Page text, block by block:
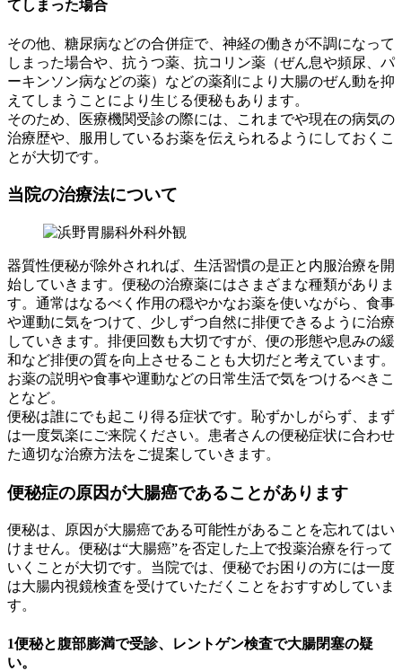
てしまった場合
その他、糖尿病などの合併症で、神経の働きが不調になって
しまった場合や、抗うつ薬、抗コリン薬（ぜん息や頻尿、パ
ーキンソン病などの薬）などの薬剤により大腸のぜん動を抑
えてしまうことにより生じる便秘もあります。
そのため、医療機関受診の際には、これまでや現在の病気の
治療歴や、服用しているお薬を伝えられるようにしておくこ
とが大切です。
当院の治療法について
器質性便秘が除外されれば、生活習慣の是正と内服治療を開
始していきます。便秘の治療薬にはさまざまな種類がありま
す。通常はなるべく作用の穏やかなお薬を使いながら、食事
や運動に気をつけて、少しずつ自然に排便できるように治療
していきます。排便回数も大切ですが、便の形態や息みの緩
和など排便の質を向上させることも大切だと考えています。
お薬の説明や食事や運動などの日常生活で気をつけるべきこ
となど。
便秘は誰にでも起こり得る症状です。恥ずかしがらず、まず
は一度気楽にご来院ください。患者さんの便秘症状に合わせ
た適切な治療方法をご提案していきます。
便秘症の原因が大腸癌であることがあります
便秘は、原因が大腸癌である可能性があることを忘れてはい
けません。便秘は“大腸癌”を否定した上で投薬治療を行って
いくことが大切です。当院では、便秘でお困りの方には一度
は大腸内視鏡検査を受けていただくことをおすすめしていま
す。
1便秘と腹部膨満で受診、レントゲン検査で大腸閉塞の疑
い。